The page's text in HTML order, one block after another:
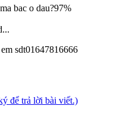
bac o dau?97%
sdt01647816666
để trả lời bài viết.)